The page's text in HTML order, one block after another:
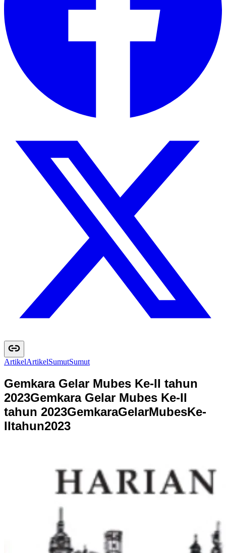
ArtikelArtikelSumutSumut
Gemkara Gelar Mubes Ke-II tahun
2023Gemkara Gelar Mubes Ke-II
tahun 2023GemkaraGelarMubesKe-
IItahun2023